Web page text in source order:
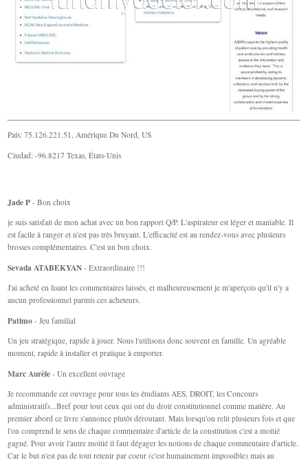
País: 75.126.221.51, Amérique Du Nord, US
Ciudad: -96.8217 Texas, États-Unis
Jade P - Bon choix
je suis satisfait de mon achat avec un bon rapport Q/P. L'aspirateur est léger et maniable. Il
est facile à ranger et n'est pas très bruyant. L'efficacité est au rendez-vous avec plusieurs
brosses complémentaires. C'est un bon choix.
Sevada ATABEKYAN - Extraordinaire !!!
J'ai acheté en lisant les commentaires laissés, et malheureusement je m'aperçois qu'il n'y a
aucun professionnel parmis ces acheteurs.
Patimo - Jeu familial
Un jeu stratégique, rapide à jouer. Nous l'utilisons donc souvent en famille. Un agréable
moment, rapide à installer et pratique à emporter.
Marc Aurèle - Un excellent ouvrage
Je recommande cet ouvrage pour tous les étudiants AES, DROIT, les Concours
administratifs...Bref pour tout ceux qui ont du droit constitutionnel comme matière. Au
premier abord ce livre s'annonce plutôt déroutant. Mais lorsqu'on relit plusieurs fois et que
l'on comprend le sens de chaque commentaire d'article de la constitution c'est a moitié
gagné. Pour avoir l'autre moitié il faut dégager les notions de chaque commentaire d'article.
Car le but n'est pas de tout retenir par coeur (c'est humainement impossible) mais au